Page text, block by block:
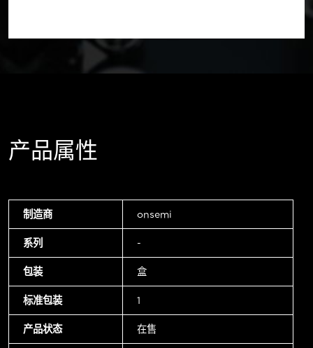
产品属性
制造商 onsemi
系列 -
包装 盒
标准包装 1
产品状态 在售